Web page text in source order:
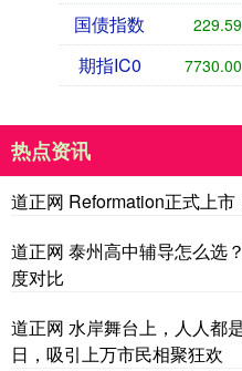
国债指数 229.59
期指IC0 7730.00
热点资讯
道正网 Reformation正式上
道正网 泰州高中辅导怎么选
度对比
道正网 水岸舞台上，人人都
日，吸引上万市民相聚狂欢